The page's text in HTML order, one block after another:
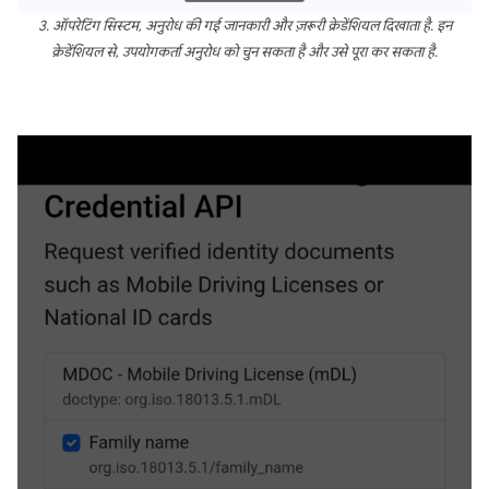
3. ऑपरेटिंग सिस्टम, अनुरोध की गई जानकारी और ज़रूरी क्रेडेंशियल दिखाता है. इन
क्रेडेंशियल से, उपयोगकर्ता अनुरोध को चुन सकता है और उसे पूरा कर सकता है.